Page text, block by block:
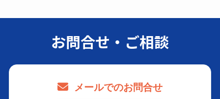
お問合せ・ご相談
メールでのお問合せ